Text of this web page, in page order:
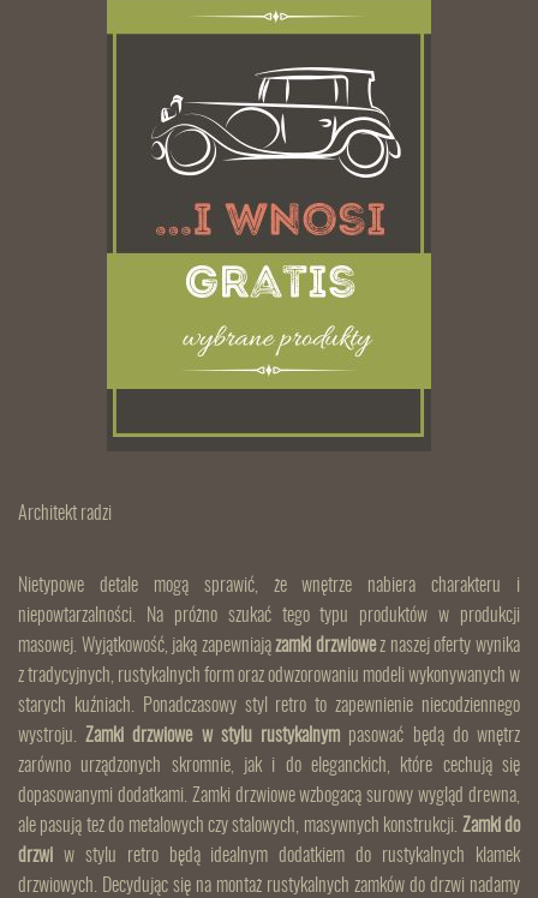
Architekt radzi
Nietypowe detale mogą sprawić, że wnętrze nabiera charakteru i
niepowtarzalności. Na próżno szukać tego typu produktów w produkcji
masowej. Wyjątkowość, jaką zapewniajązamki drzwiowez naszej oferty wynika
z tradycyjnych, rustykalnych form oraz odwzorowaniu modeli wykonywanych w
starych kuźniach. Ponadczasowy styl retro to zapewnienie niecodziennego
wystroju.Zamki drzwiowe w stylu rustykalnym pasować będą do wnętrz
zarówno urządzonych skromnie, jak i do eleganckich, które cechują się
dopasowanymi dodatkami. Zamki drzwiowe wzbogacą surowy wygląd drewna,
ale pasują też do metalowych czy stalowych, masywnych konstrukcji. Zamki do
drzwi w stylu retro będą idealnym dodatkiem do rustykalnych klamek
drzwiowych. Decydując się na montaż rustykalnych zamków do drzwi nadamy